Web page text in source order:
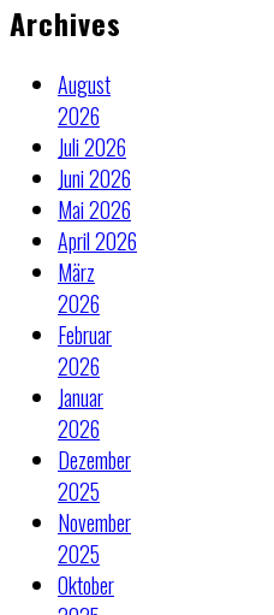
Archives
August
2026
Juli 2026
Juni 2026
Mai 2026
April 2026
März
2026
Februar
2026
Januar
2026
Dezember
2025
November
2025
Oktober